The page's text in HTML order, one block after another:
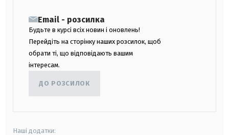
Email - розсилка
Будьте в курсі всіх новин і оновлень!
Перейдіть на сторінку наших розсилок, щоб
обрати ті, що відповідають вашим
інтересам.
ДО РОЗСИЛОК
Наші додатки: